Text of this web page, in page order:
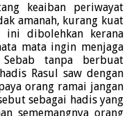
keaiban periwayat
amanah, kurang kuat
ini dibolehkan kerana
mata ingin menjaga
tanpa berbuat
Rasul saw dengan
orang ramai jangan
sebagai hadis yang
sememangnya orang